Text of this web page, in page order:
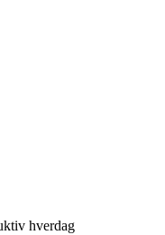
hverdag